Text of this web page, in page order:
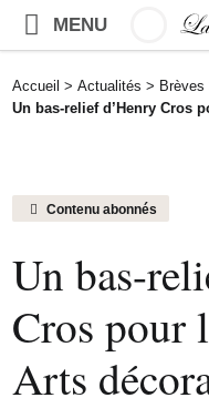
MENU
Accueil > Actualités > Brèves
Un bas-relief d’Henry Cros
Contenu abonnés
Un bas-
Cros pour
Arts